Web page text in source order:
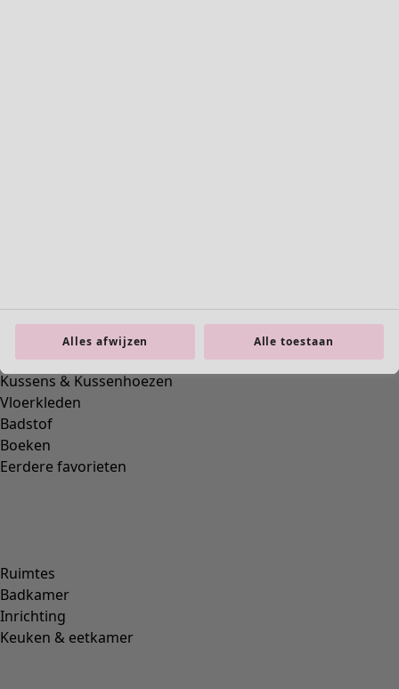
Alle woonartikelen
Gordijnen
Kussens & Kussenhoezen
Vloerkleden
Badstof
Boeken
Eerdere favorieten
Ruimtes
Badkamer
Inrichting
Keuken & eetkamer
Alles afwijzen Alle toestaan